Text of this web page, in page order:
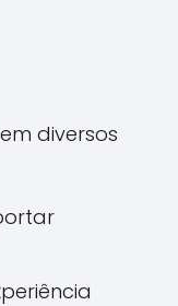
diversos